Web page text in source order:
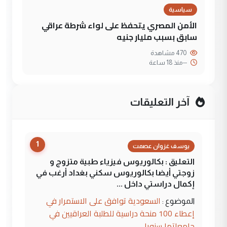
سياسية
الأمن المصري يتحفظ على لواء شرطة عراقي
سابق بسبب مليار جنيه
--منذ 18 ساعة
آخر التعليقات
1 يوسف غزوان عصمت
التعليق : بكالوريوس فيزياء طبية متزوج و
زوجتي أيضا بكالوريوس سكني بغداد أرغب في
إكمال دراستي داخل ...
الموضوع : السعودية توافق على الاستمرار في
إعطاء 100 منحة دراسية للطلبة العراقيين في